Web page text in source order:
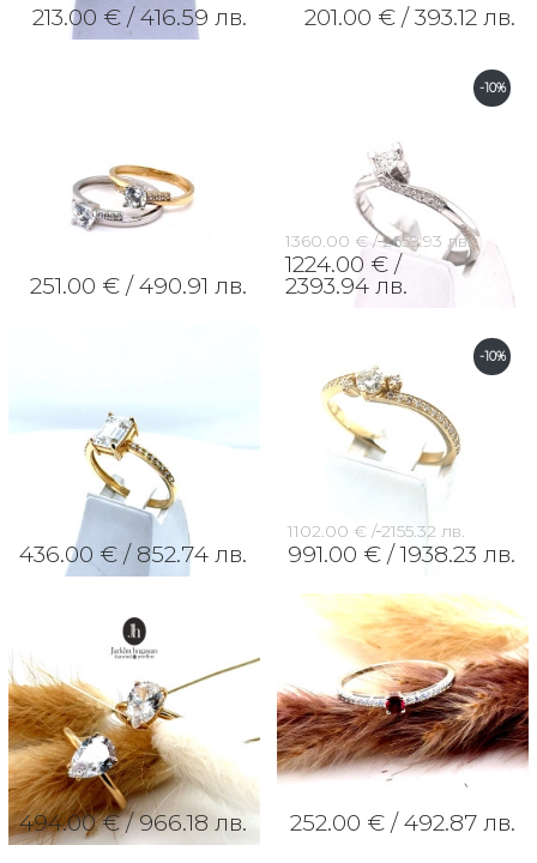
213.00 € / 416.59 лв. 201.00 € / 393.12 лв.
251.00 € / 490.91 лв.
-10%
1360.00 € / 2659.93 лв.
1224.00 € /
2393.94 лв.
436.00 € / 852.74 лв.
-10%
1102.00 € / 2155.32 лв.
991.00 € / 1938.23 лв.
494.00 € / 966.18 лв. 252.00 € / 492.87 лв.